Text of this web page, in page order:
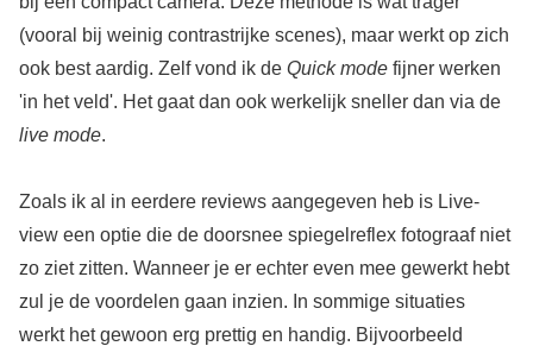
(vooral bij weinig contrastrijke scenes), maar werkt op zich
ook best aardig. Zelf vond ik de Quick modefijner werken
'in het veld'. Het gaat dan ook werkelijk sneller dan via de
live mode.
Zoals ik al in eerdere reviews aangegeven heb is Live-
view een optie die de doorsnee spiegelreflex fotograaf niet
zo ziet zitten. Wanneer je er echter even mee gewerkt hebt
zul je de voordelen gaan inzien. In sommige situaties
werkt het gewoon erg prettig en handig. Bijvoorbeeld